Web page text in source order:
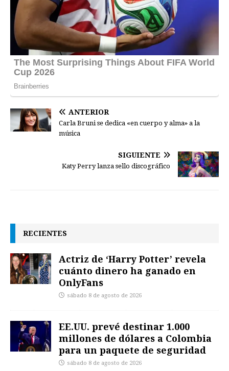
ANTERIOR
Carla Bruni se dedica «en cuerpo y alma» a la
música
SIGUIENTE
Katy Perry lanza sello discográfico
RECIENTES
Actriz de ‘Harry Potter’ revela
cuánto dinero ha ganado en
OnlyFans
sábado 8 de agosto de 2026
EE.UU. prevé destinar 1.000
millones de dólares a Colombia
para un paquete de seguridad
sábado 8 de agosto de 2026